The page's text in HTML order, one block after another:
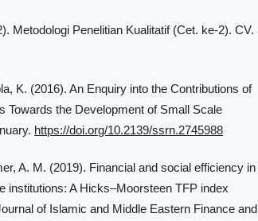
Metodologi Penelitian Kualitatif (Cet. ke-2). CV.
K. (2016). An Enquiry into the Contributions of
Towards the Development of Small Scale
https://doi.org/10.2139/ssrn.2745988
A. M. (2019). Financial and social efficiency in
institutions: A Hicks–Moorsteen TFP index
of Islamic and Middle Eastern Finance and